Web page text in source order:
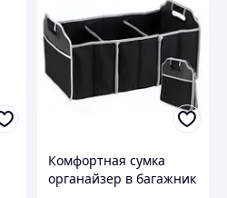
Комфортная сумка
органайзер в багажник